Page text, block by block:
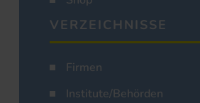
VERZEICHNISSE
Firmen
Institute/Behörden